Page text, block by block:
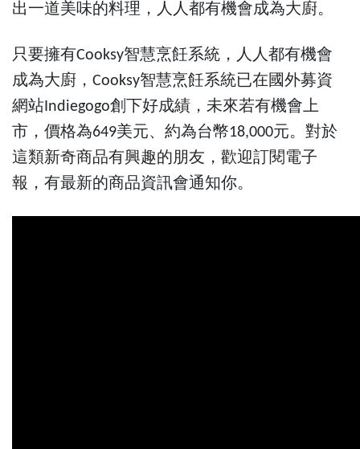
出一道美味的料理，人人都有機會成為大廚。
只要擁有Cooksy智慧烹飪系統，人人都有機會
成為大廚，Cooksy智慧烹飪系統已在國外募資
網站Indiegogo創下好成績，未來若有機會上
市，價格為649美元、約為台幣18,000元。對於
這類新奇商品有興趣的朋友，歡迎訂閱 電子
報 ，有最新的商品資訊會通知你。